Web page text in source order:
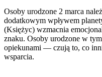
Osoby urodzone 2 marca
dodatkowym wpływem
(Księżyc) wzmacnia
znaku. Osoby urodzone w
opiekunami — czują to, co
wsparcia.